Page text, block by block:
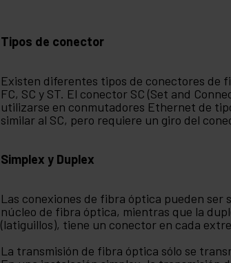
Tipos de conector
Existen diferentes tipos de conectores de
FC, SC y ST. El conector SC (Set and
utilizarse en conmutadores Ethernet de
similar al SC, pero requiere un giro del
Simplex y Duplex
Las conexiones de fibra óptica pueden ser
núcleo de fibra óptica, mientras que la
(latiguillos), tiene un conector en cada
La transmisión de fibra óptica sólo se